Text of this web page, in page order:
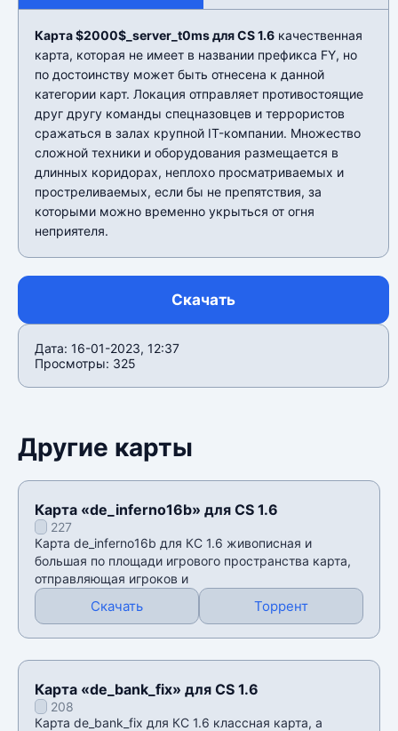
Карта $2000$_server_t0ms для CS 1.6 качественная
карта, которая не имеет в названии префикса FY, но
по достоинству может быть отнесена к данной
категории карт. Локация отправляет противостоящие
друг другу команды спецназовцев и террористов
сражаться в залах крупной IT-компании. Множество
сложной техники и оборудования размещается в
длинных коридорах, неплохо просматриваемых и
простреливаемых, если бы не препятствия, за
которыми можно временно укрыться от огня
неприятеля.
Скачать
Дата: 16-01-2023, 12:37
Просмотры: 325
Другие карты
Карта «de_inferno16b» для CS 1.6
227
Карта de_inferno16b для КС 1.6 живописная и
большая по площади игрового пространства карта,
отправляющая игроков и
Скачать Торрент
Карта «de_bank_fix» для CS 1.6
208
Карта de_bank_fix для КС 1.6 классная карта, а